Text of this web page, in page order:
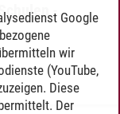
- Google
wir
(YouTube,
Diese
Der